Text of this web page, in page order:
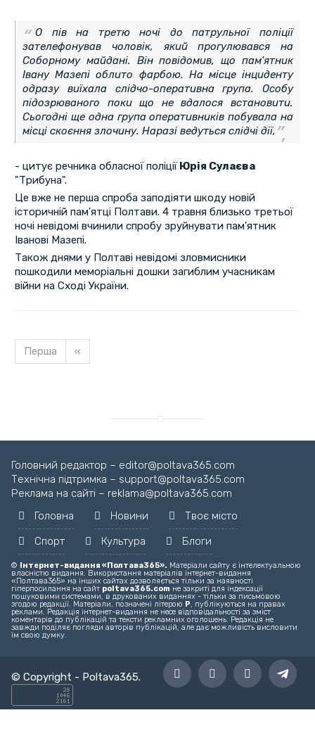
О пів на третю ночі до патрульної поліції
зателефонував чоловік, який прогулювався на
Соборному майдані. Він повідомив, що пам'ятник
Івану Мазепі облито фарбою. На місце інциденту
одразу виїхала слідчо-оперативна група. Особу
підозрюваного поки що не вдалося встановити.
Сьогодні ще одна група оперативників побувала на
місці скоєння злочину. Наразі ведуться слідчі дії,
- цитує речника обласної поліціїЮрія Сулаєва
"Трибуна".
Це вже не перша спроба заподіяти шкоду новій
історичній пам'ятці Полтави. 4 травня близько третьої
ночі невідомі вчинили спробу зруйнувати пам'ятник
Іванові Мазепі.
Також днями у Полтаві невідомі зловмисники
пошкодили меморіальні дошки загиблим учасникам
війни на Сході України.
Перша «
Головний редактор – editor@poltava365.com
Технічна підтримка – support@poltava365.com
Реклама на сайті – reklama@poltava365.com
Головна
Новини
Твоє місто
Спорт
Культура Блоги
© Інтернет-видання «Полтава365». Матеріали сайту є інтелектуальною
власністю видання. Використання матеріалів інтернет-видання
«Полтава365» на інших сайтах дозволяється тільки за наявності
гіперпосилання на сайт poltava365.com не закриті для індексації
пошуковими системами, в друкованих виданнях - тільки за письмовою
згодою редакції. Матеріали, позначені літерою Р, публікуються на правах
реклами. Редакція інтернет-видання не несе відповідальності за зміст
коментарів до публікацій та тексти рекламних оголошень. Редакція не
завжди поділяє погляди авторів публікацій, але дає можливість висловити
їм свою думку.
© Copyright - Poltava365.